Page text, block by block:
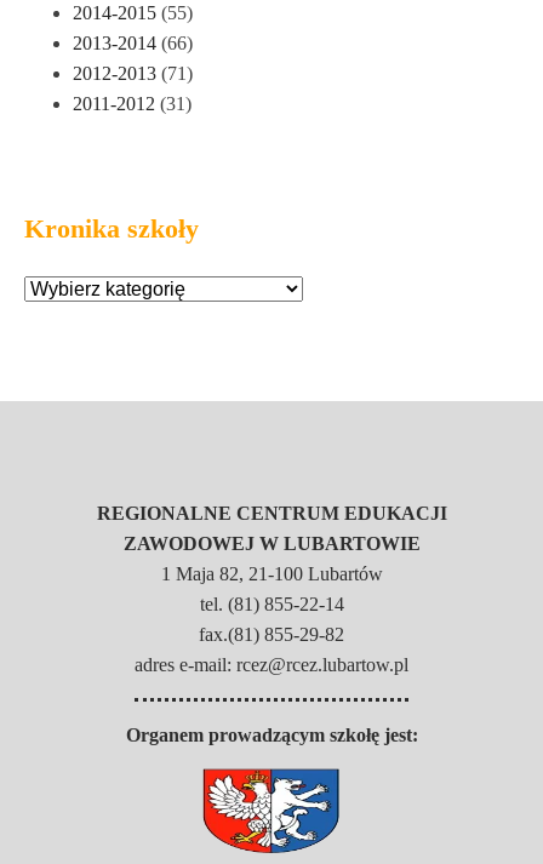
2014-2015 (55)
2013-2014 (66)
2012-2013 (71)
2011-2012 (31)
Kronika szkoły
REGIONALNE CENTRUM EDUKACJI
ZAWODOWEJ W LUBARTOWIE
1 Maja 82, 21-100 Lubartów
tel. (81) 855-22-14
fax.(81) 855-29-82
adres e-mail: rcez@rcez.lubartow.pl
Organem prowadzącym szkołę jest: